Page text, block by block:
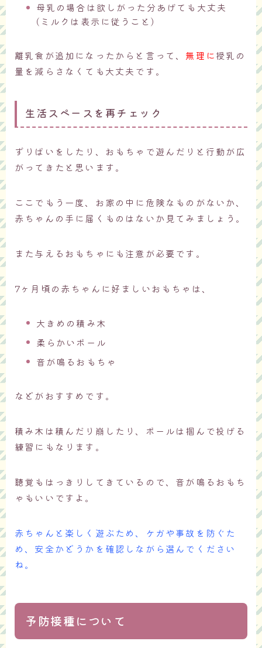
母乳の場合は欲しがった分あげても大丈夫
(ミルクは表示に従うこと)
離乳食が追加になったからと言って、 無理に授乳の
量を減らさなくても大丈夫です。
生活スペースを再チェック
ずりばいをしたり、おもちゃで遊んだりと行動が広
がってきたと思います。
ここでもう一度、お家の中に危険なものがないか、
赤ちゃんの手に届くものはないか見てみましょう。
また与えるおもちゃにも注意が必要です。
7ヶ月頃の赤ちゃんに好ましいおもちゃは、
大きめの積み木
柔らかいボール
音が鳴るおもちゃ
などがおすすめです。
積み木は積んだり崩したり、ボールは掴んで投げる
練習にもなります。
聴覚もはっきりしてきているので、音が鳴るおもち
ゃもいいですよ。
赤ちゃんと楽しく遊ぶため、ケガや事故を防ぐた
め、安全かどうかを確認しながら選んでください
ね。
予防接種について